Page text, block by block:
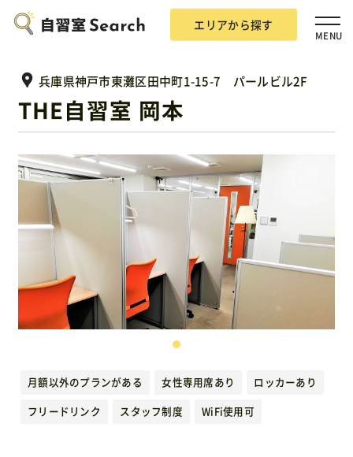
エリアから探す
MENU
エリアから探す
自習室Searchとは？
掲載希望の方
広告掲載について
運営元
兵庫県神戸市東灘区田中町1-15-7 パールビル2F
THE自習室 岡本
月額以外のプランがある 女性専用席あり
ロッカーあり
フリードリンク
スタッフ制度 WiFi使用可